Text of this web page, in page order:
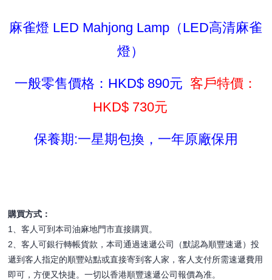
麻雀燈 LED Mahjong Lamp（LED高清麻雀
燈）
一般零售價格：HKD$ 890元客戶特價：
HKD$ 730元
保養期:一星期包換，一年原廠保用
購買方式：
1、客人可到本司油麻地門市直接購買。
2、客人可銀行轉帳貨款，本司通過速遞公司（默認為順豐速遞）投
遞到客人指定的順豐站點或直接寄到客人家，客人支付所需速遞費用
即可，方便又快捷。一切以香港順豐速遞公司報價為准。